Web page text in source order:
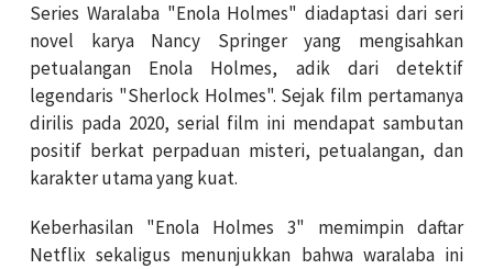
Series Waralaba "Enola Holmes" diadaptasi dari seri
novel karya Nancy Springeryang mengisahkan
petualangan Enola Holmes, adik dari detektif
legendaris "Sherlock Holmes". Sejak film pertamanya
dirilis pada 2020, serial film ini mendapat sambutan
positif berkat perpaduan misteri, petualangan, dan
karakter utama yang kuat.
Keberhasilan "Enola Holmes 3" memimpin daftar
Netflix sekaligus menunjukkan bahwa waralaba ini